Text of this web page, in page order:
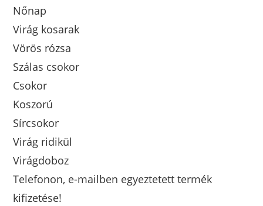
Nőnap
Virág kosarak
Vörös rózsa
Szálas csokor
Csokor
Koszorú
Sírcsokor
Virág ridikül
Virágdoboz
Telefonon, e-mailben egyeztetett termék
kifizetése!